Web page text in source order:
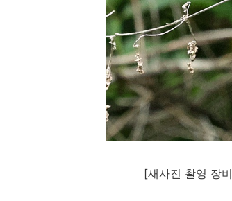
[새사진 촬영 장비